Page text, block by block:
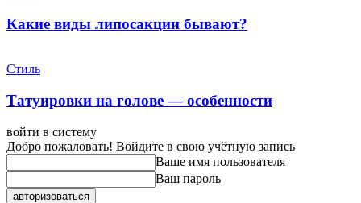
Какие виды липосакции бывают?
Стиль
Татуировки на голове — особенности
войти в систему
Добро пожаловать! Войдите в свою учётную запись
Ваше имя пользователя
Ваш пароль